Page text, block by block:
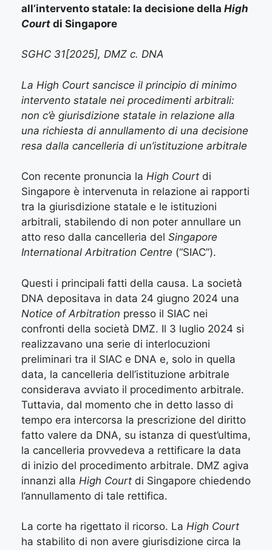
all’intervento statale: la decisione della High
Court di Singapore
SGHC 31[2025], DMZ c. DNA
La High Court sancisce il principio di minimo
intervento statale nei procedimenti arbitrali:
non c’è giurisdizione statale in relazione alla
una richiesta di annullamento di una decisione
resa dalla cancelleria di un’istituzione arbitrale
Con recente pronuncia la High Court di
Singapore è intervenuta in relazione ai rapporti
tra la giurisdizione statale e le istituzioni
arbitrali, stabilendo di non poter annullare un
atto reso dalla cancelleria del Singapore
International Arbitration Centre (“SIAC”).
Questi i principali fatti della causa. La società
DNA depositava in data 24 giugno 2024 una
Notice of Arbitration presso il SIAC nei
confronti della società DMZ. Il 3 luglio 2024 si
realizzavano una serie di interlocuzioni
preliminari tra il SIAC e DNA e, solo in quella
data, la cancelleria dell’istituzione arbitrale
considerava avviato il procedimento arbitrale.
Tuttavia, dal momento che in detto lasso di
tempo era intercorsa la prescrizione del diritto
fatto valere da DNA, su istanza di quest’ultima,
la cancelleria provvedeva a rettificare la data
di inizio del procedimento arbitrale. DMZ agiva
innanzi alla High Court di Singapore chiedendo
l’annullamento di tale rettifica.
La corte ha rigettato il ricorso. La High Court
ha stabilito di non avere giurisdizione circa la